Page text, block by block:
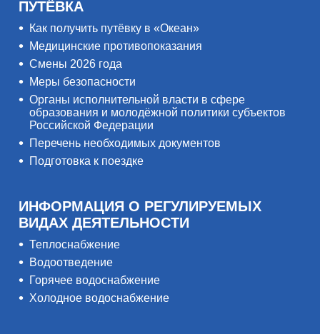
ПУТЁВКА
Как получить путёвку в «Океан»
Медицинские противопоказания
Смены 2026 года
Меры безопасности
Органы исполнительной власти в сфере
образования и молодёжной политики субъектов
Российской Федерации
Перечень необходимых документов
Подготовка к поездке
ИНФОРМАЦИЯ О РЕГУЛИРУЕМЫХ
ВИДАХ ДЕЯТЕЛЬНОСТИ
Теплоснабжение
Водоотведение
Горячее водоснабжение
Холодное водоснабжение